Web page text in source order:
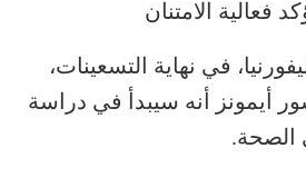
فعالية الامتنان
في نهاية التسعينات،
أيمونز أنه سيبدأ في دراسة
الصحة.